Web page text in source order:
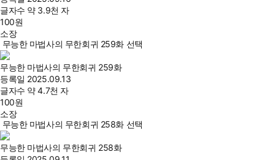
글자수 약 3.9천 자
100원
소장
무능한 마법사의 무한회귀 259화 선택
무능한 마법사의 무한회귀 259화
등록일 2025.09.13
글자수 약 4.7천 자
100원
소장
무능한 마법사의 무한회귀 258화 선택
무능한 마법사의 무한회귀 258화